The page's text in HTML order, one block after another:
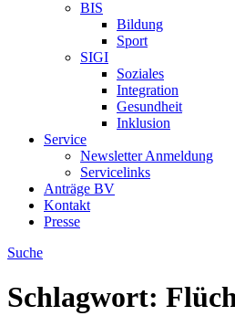
BIS
Bildung
Sport
SIGI
Soziales
Integration
Gesundheit
Inklusion
Service
Newsletter Anmeldung
Servicelinks
Anträge BV
Kontakt
Presse
Suche
Schlagwort: